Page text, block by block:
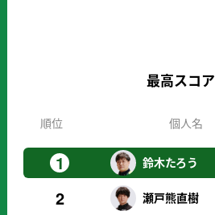
最高スコア
順位 個人名
1 鈴木たろう
2 瀬戸熊直樹